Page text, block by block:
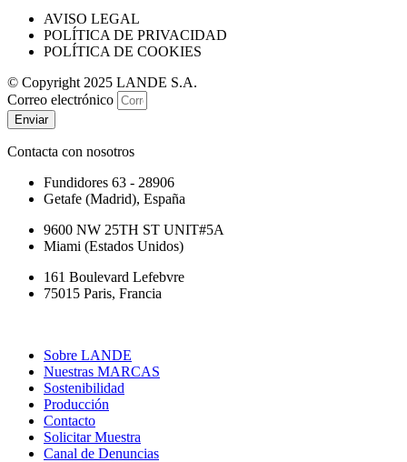
AVISO LEGAL
POLÍTICA DE PRIVACIDAD
POLÍTICA DE COOKIES
© Copyright 2025 LANDE S.A.
Correo electrónico
Enviar
Contacta con nosotros
Fundidores 63 - 28906
Getafe (Madrid), España
9600 NW 25TH ST UNIT#5A
Miami (Estados Unidos)
161 Boulevard Lefebvre
75015 Paris, Francia
Sobre LANDE
Nuestras MARCAS
Sostenibilidad
Producción
Contacto
Solicitar Muestra
Canal de Denuncias